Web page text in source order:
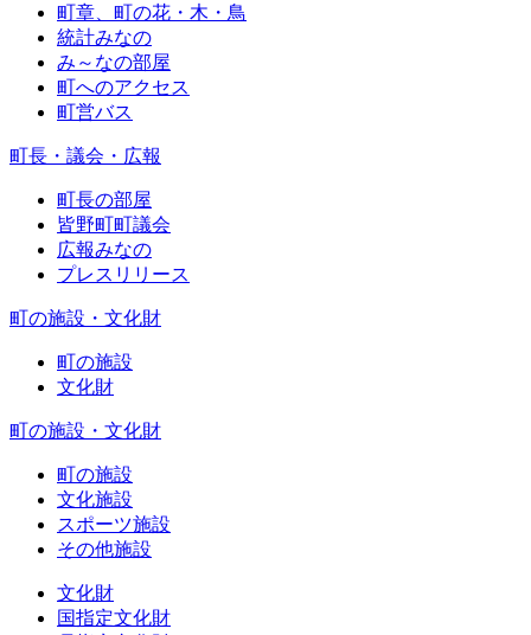
町章、町の花・木・鳥
統計みなの
み～なの部屋
町へのアクセス
町営バス
町長・議会・広報
町長の部屋
皆野町町議会
広報みなの
プレスリリース
町の施設・文化財
町の施設
文化財
町の施設・文化財
町の施設
文化施設
スポーツ施設
その他施設
文化財
国指定文化財